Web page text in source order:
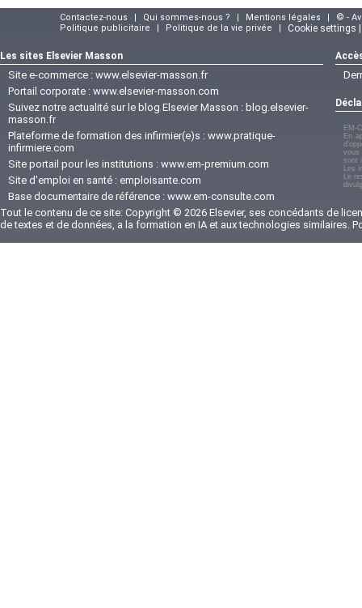
Contactez-nous | Qui sommes-nous ? | Mentions légales |
© -
Politique publicitaire
| Politique de la vie privée | Cookie settings
Les sites Elsevier Masson
Site e-commerce : www.elsevier-masson.fr
Portail corporate : www.elsevier-masson.com
Suivez notre actualité sur le blog Elsevier Masson : blog.elsevier-
masson.fr
Plateforme de formation des infirmier(e)s : www.pratique-
infirmiere.com
Site portail pour les institutions : www.em-premium.com
Site d'emploi en santé : emploisante.com
Base documentaire de référence : www.em-consulte.com
EM-
En
vous
sont
Les
Le
Tout le contenu de ce site: Copyright © 2026 Elsevier, ses concédants de
de textes et de données, a la formation en IA et aux technologies similaires.